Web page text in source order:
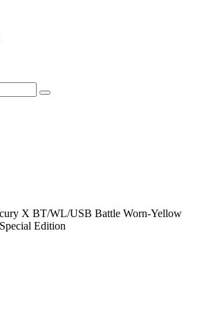
X BT/WL/USB Battle Worn-Yellow
Edition